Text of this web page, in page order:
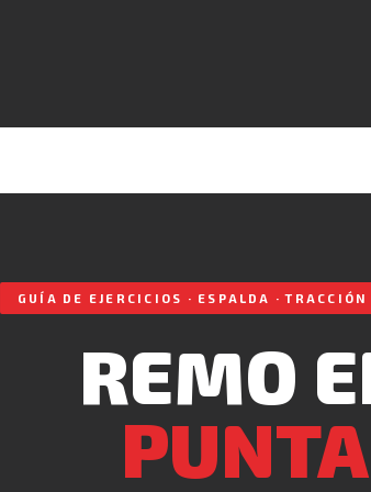
GUÍA DE EJERCICIOS · ESPALDA ·
REMO
PUNTA